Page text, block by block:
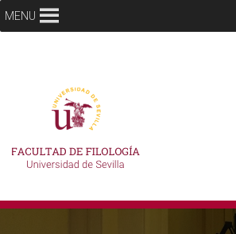
MENU